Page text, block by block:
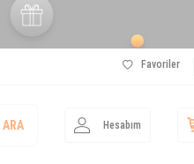
Favoriler
ARA Hesabım